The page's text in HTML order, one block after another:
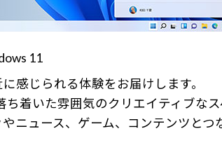
11
感じられる体験をお届けします。
着いた雰囲気のクリエイティブなス
ニュース、ゲーム、コンテンツと